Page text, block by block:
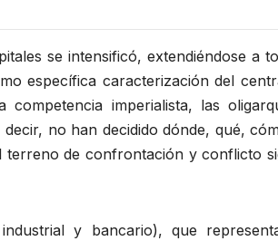
se intensificó, extendiéndose a
específica caracterización del
imperialista, las
no han decidido dónde, qué,
terreno de confrontación y conflicto
y bancario), que